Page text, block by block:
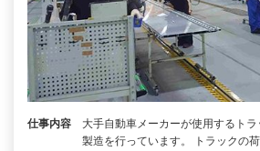
仕事内容
大手自動車メーカーが使用するト
製造を行っています。 トラックの